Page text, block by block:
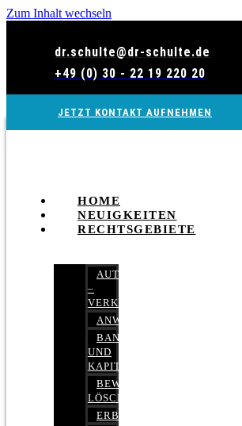
Zum Inhalt wechseln
dr.schulte@dr-schulte.de
+49 (0) 30 - 22 19 220 20
JETZT KONTAKT AUFNEHMEN
HOME
NEUIGKEITEN
RECHTSGEBIETE
AUTOBETRUG
–
VERKEHRSRECHT
ANWALTSHAFTUNGSRECHT
BANK-
UND
KAPITALMARKTRECHT
BEWERTUNGEN
LÖSCHEN
ERBRECHT